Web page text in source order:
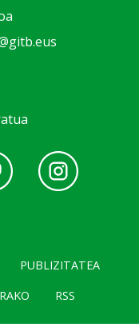
PUBLIZITATEA
RSS